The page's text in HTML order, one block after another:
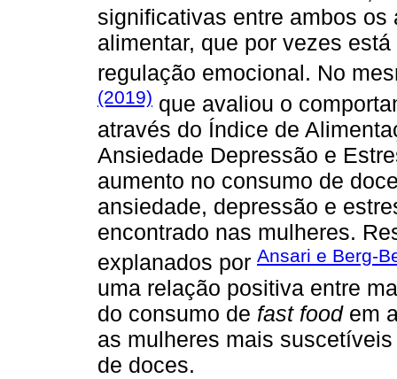
significativas entre ambos
alimentar, que por vezes
regulação emocional. No
(2019) que avaliou o
através do Índice de
Ansiedade Depressão e
aumento no consumo de
ansiedade, depressão e
encontrado nas mulheres.
explanados por Ansari e Berg-
uma relação positiva entre
do consumo de fast foodem
as mulheres mais
de doces.